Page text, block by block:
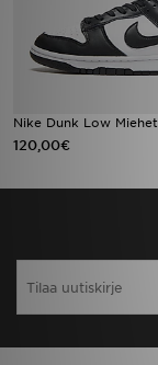
Nike Dunk Low Miehet
120,00€
Minun viestini